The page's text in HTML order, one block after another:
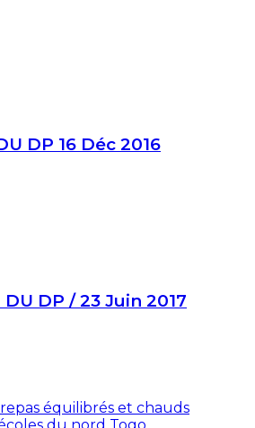
DP 16 Déc 2016
DU DP / 23 Juin 2017